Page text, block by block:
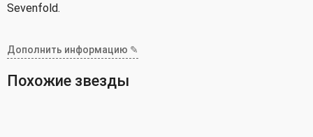
Sevenfold.
Дополнить информацию ✎
Похожие звезды